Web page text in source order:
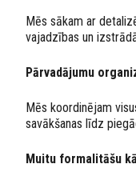
Mēs sākam ar
vajadzības un
Pārvadājumu
Mēs koordinējam
savākšanas līdz
Muitu formalitāšu